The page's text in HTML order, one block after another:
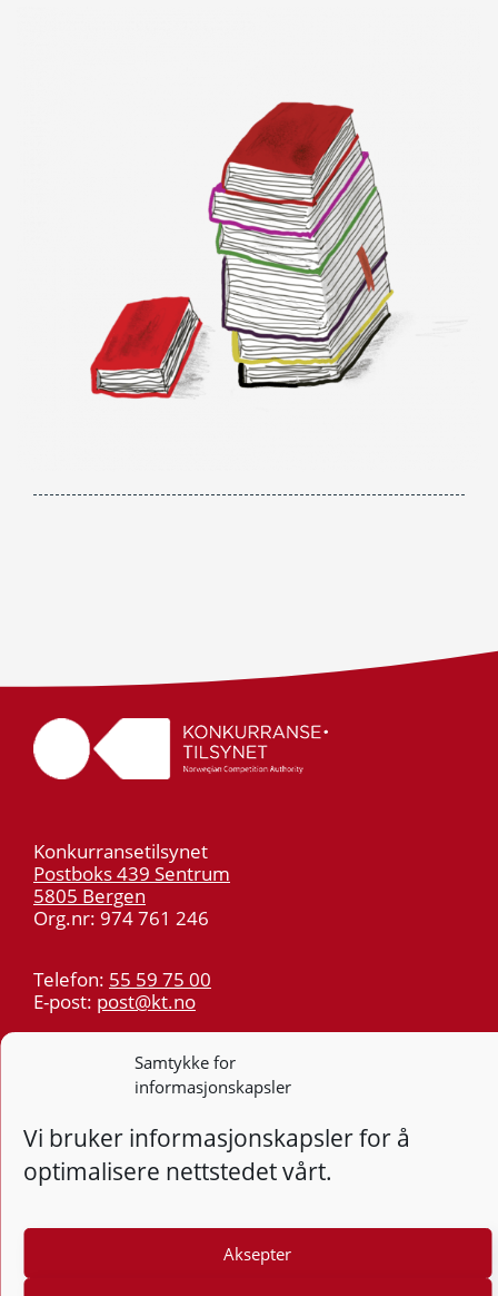
Samtykke for
informasjonskapsler
Vi bruker informasjonskapsler for å
optimalisere nettstedet vårt.
Aksepter
Konkurransetilsynet
Postboks 439 Sentrum
5805 Bergen
Org.nr: 974 761 246
Telefon: 55 59 75 00
E-post: post@kt.no
Tilgjengelighetserklæring